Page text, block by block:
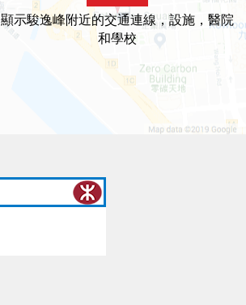
顯示駿逸峰附近的交通連線，設施，醫院
和學校